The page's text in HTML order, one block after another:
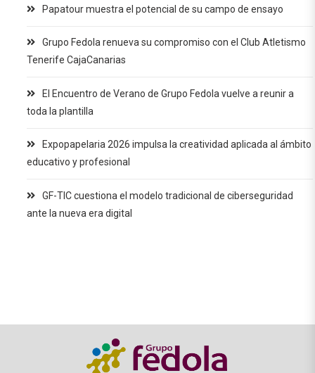
Papatour muestra el potencial de su campo de ensayo
Grupo Fedola renueva su compromiso con el Club Atletismo
Tenerife CajaCanarias
El Encuentro de Verano de Grupo Fedola vuelve a reunir a
toda la plantilla
Expopapelaria 2026 impulsa la creatividad aplicada al ámbito
educativo y profesional
GF-TIC cuestiona el modelo tradicional de ciberseguridad
ante la nueva era digital